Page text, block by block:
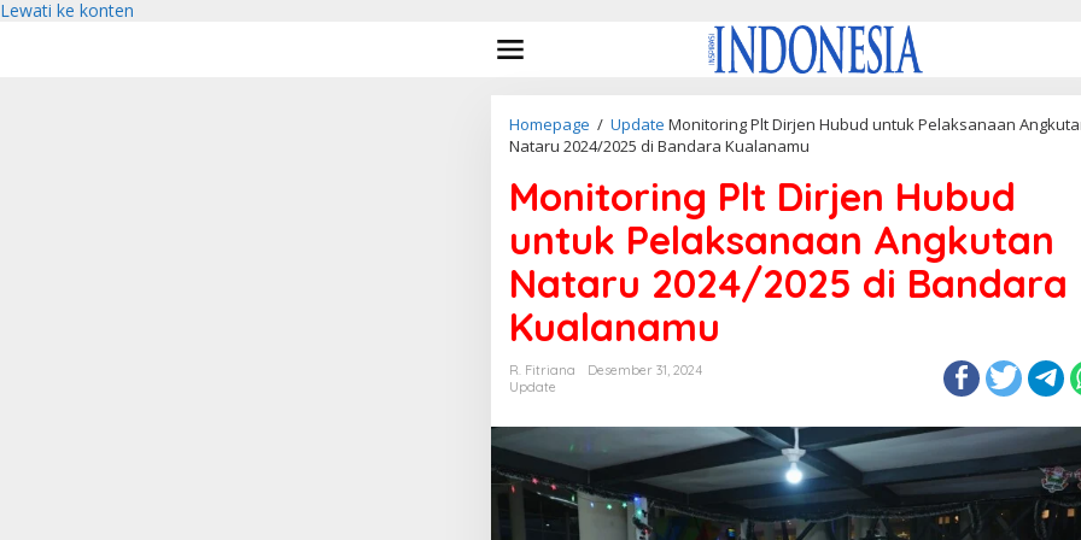
Lewati ke konten
Homepage / Update Monitoring Plt Dirjen Hubud untuk Pelaksanaan
Nataru 2024/2025 di Bandara Kualanamu
Monitoring Plt Dirjen Hubud
untuk Pelaksanaan Angkutan
Nataru 2024/2025 di Bandara
Kualanamu
R. Fitriana
Desember 31, 2024
Update